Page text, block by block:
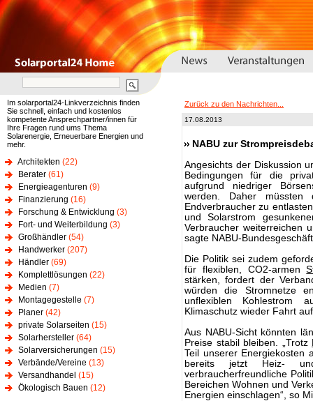
Im solarportal24-Linkverzeichnis finden
Sie schnell, einfach und kostenlos
kompetente Ansprechpartner/innen für
Ihre Fragen rund ums Thema
Solarenergie, Erneuerbare Energien und
mehr.
Architekten (22)
Berater (61)
Energieagenturen (9)
Finanzierung (16)
Forschung & Entwicklung (3)
Fort- und Weiterbildung (3)
Großhändler (54)
Handwerker (207)
Händler (69)
Komplettlösungen (22)
Medien (7)
Montagegestelle (7)
Planer (42)
private Solarseiten (15)
Solarhersteller (64)
Solarversicherungen (15)
Verbände/Vereine (13)
Versandhandel (15)
Ökologisch Bauen (12)
Zurück zu den Nachrichten...
17.08.2013
NABU zur
Angesichts der Diskussion
Bedingungen für die
aufgrund niedriger
werden. Daher
Endverbraucher zu
und Solarstrom
Verbraucher weiterreichen
sagte NABU-
Die Politik sei zudem
für flexiblen, CO2-armen
stärken, fordert der
würden die Stromnetze
unflexiblen Kohlestrom
Klimaschutz wieder Fahrt
Aus NABU-Sicht könnten
Preise stabil bleiben. „Trotz
Teil unserer Energiekosten
bereits jetzt Heiz-
verbraucherfreundliche
Bereichen Wohnen und
Energien einschlagen“, so